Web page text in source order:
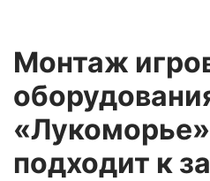
Монтаж
подходит к